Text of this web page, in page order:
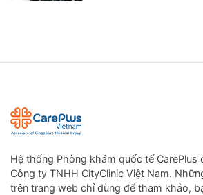
Hệ thống Phòng khám quốc tế CarePlus
Công ty TNHH CityClinic Việt Nam.
trên trang web chỉ dùng để tham khảo,